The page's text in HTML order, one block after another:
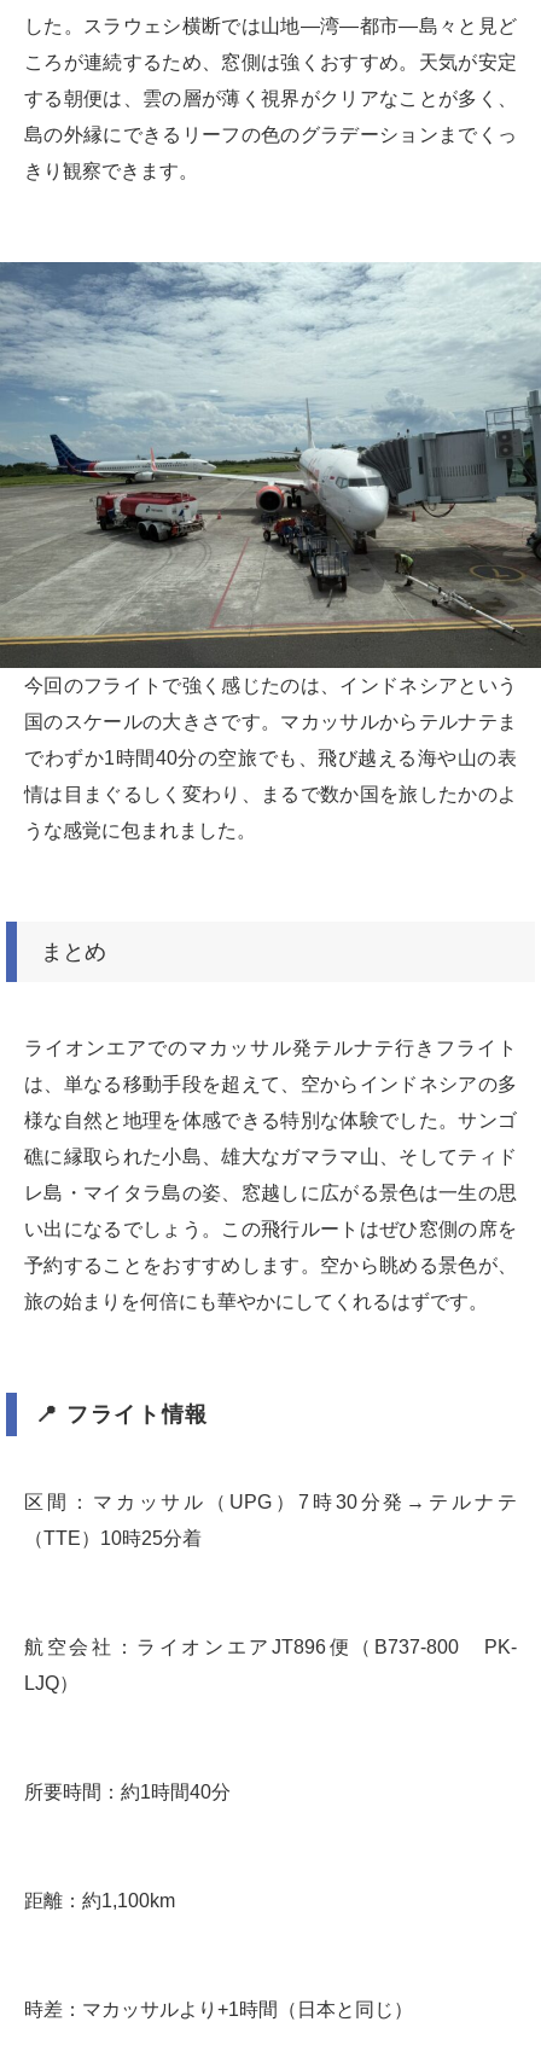
した。スラウェシ横断では山地—湾—都市—島々と見ど
ころが連続するため、窓側は強くおすすめ。天気が安定
する朝便は、雲の層が薄く視界がクリアなことが多く、
島の外縁にできるリーフの色のグラデーションまでくっ
きり観察できます。
今回のフライトで強く感じたのは、インドネシアという
国のスケールの大きさです。マカッサルからテルナテま
でわずか1時間40分の空旅でも、飛び越える海や山の表
情は目まぐるしく変わり、まるで数か国を旅したかのよ
うな感覚に包まれました。
まとめ
ライオンエアでのマカッサル発テルナテ行きフライト
は、単なる移動手段を超えて、空からインドネシアの多
様な自然と地理を体感できる特別な体験でした。サンゴ
礁に縁取られた小島、雄大なガマラマ山、そしてティド
レ島・マイタラ島の姿、窓越しに広がる景色は一生の思
い出になるでしょう。この飛行ルートはぜひ窓側の席を
予約することをおすすめします。空から眺める景色が、
旅の始まりを何倍にも華やかにしてくれるはずです。
📍 フライト情報
区間：マカッサル（UPG）7時30分発→テルナテ
（TTE）10時25分着
航空会社：ライオンエアJT896便（B737-800 PK-
LJQ）
所要時間：約1時間40分
距離：約1,100km
時差：マカッサルより+1時間（日本と同じ）